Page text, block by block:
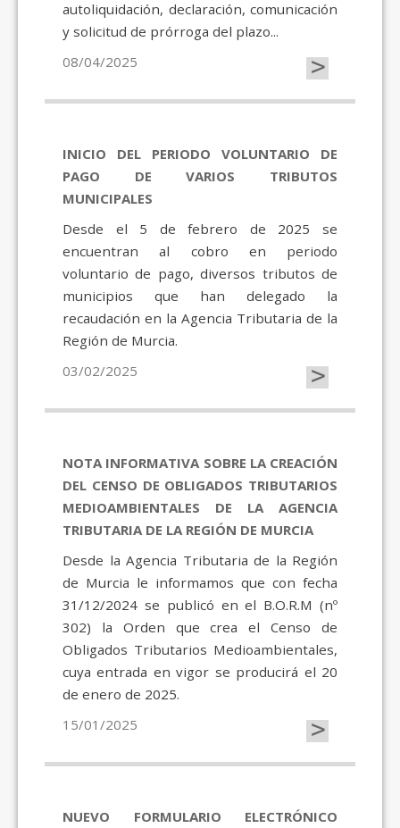
autoliquidación, declaración, comunicación
y solicitud de prórroga del plazo...
08/04/2025
>
INICIO DEL PERIODO VOLUNTARIO DE
PAGO DE VARIOS TRIBUTOS
MUNICIPALES
Desde el 5 de febrero de 2025 se
encuentran al cobro en periodo
voluntario de pago, diversos tributos de
municipios que han delegado la
recaudación en la Agencia Tributaria de la
Región de Murcia.
03/02/2025
>
NOTA INFORMATIVA SOBRE LA CREACIÓN
DEL CENSO DE OBLIGADOS TRIBUTARIOS
MEDIOAMBIENTALES DE LA AGENCIA
TRIBUTARIA DE LA REGIÓN DE MURCIA
Desde la Agencia Tributaria de la Región
de Murcia le informamos que con fecha
31/12/2024 se publicó en el B.O.R.M (nº
302) la Orden que crea el Censo de
Obligados Tributarios Medioambientales,
cuya entrada en vigor se producirá el 20
de enero de 2025.
15/01/2025
>
NUEVO FORMULARIO ELECTRÓNICO